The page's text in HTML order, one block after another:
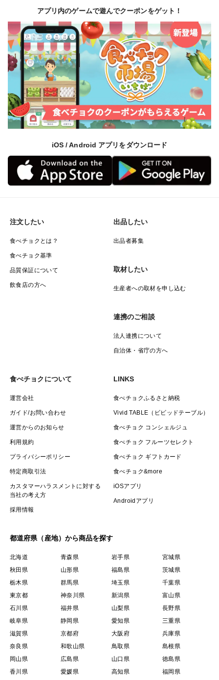
アプリ内のゲームで遊んでクーポンをゲット！
iOS / Android アプリをダウンロード
注文したい
食べチョクとは？
食べチョク基準
品質保証について
飲食店の方へ
出品したい
出品者募集
取材したい
生産者への取材を申し込む
連携のご相談
法人連携について
自治体・省庁の方へ
食べチョクについて
運営会社
ガイド/お問い合わせ
運営からのお知らせ
利用規約
プライバシーポリシー
特定商取引法
カスタマーハラスメントに対する
当社の考え方
採用情報
LINKS
食べチョクふるさと納税
Vivid TABLE（ビビッドテーブル）
食べチョク コンシェルジュ
食べチョク フルーツセレクト
食べチョク ギフトカード
食べチョク&more
iOSアプリ
Androidアプリ
都道府県（産地）から商品を探す
北海道 青森県 岩手県
宮城県
秋田県
山形県 福島県
茨城県
栃木県
群馬県 埼玉県
千葉県
東京都
神奈川県 新潟県
富山県
石川県
福井県 山梨県
長野県
岐阜県
静岡県 愛知県
三重県
滋賀県
京都府 大阪府
兵庫県
奈良県
和歌山県 鳥取県
島根県
岡山県
広島県 山口県
徳島県
香川県
愛媛県 高知県 福岡県